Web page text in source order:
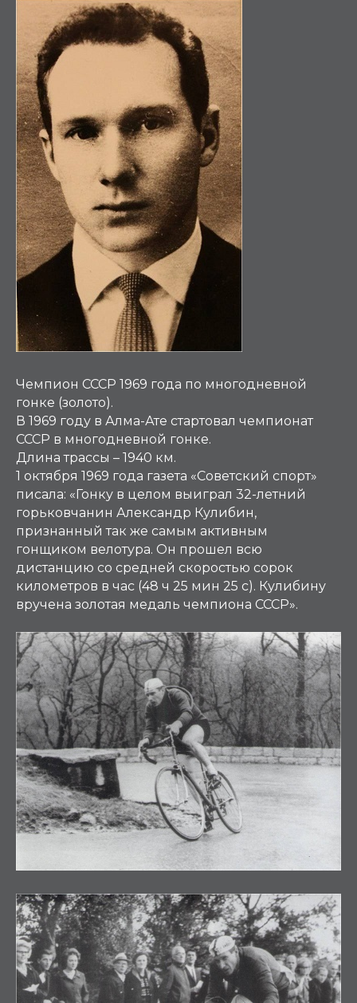
Чемпион СССР 1969 года по многодневной
гонке (золото).
В 1969 году в Алма-Ате стартовал чемпионат
СССР в многодневной гонке.
Длина трассы – 1940 км.
1 октября 1969 года газета «Советский спорт»
писала: «Гонку в целом выиграл 32-летний
горьковчанин Александр Кулибин,
признанный так же самым активным
гонщиком велотура. Он прошел всю
дистанцию со средней скоростью сорок
километров в час (48 ч 25 мин 25 с). Кулибину
вручена золотая медаль чемпиона СССР».